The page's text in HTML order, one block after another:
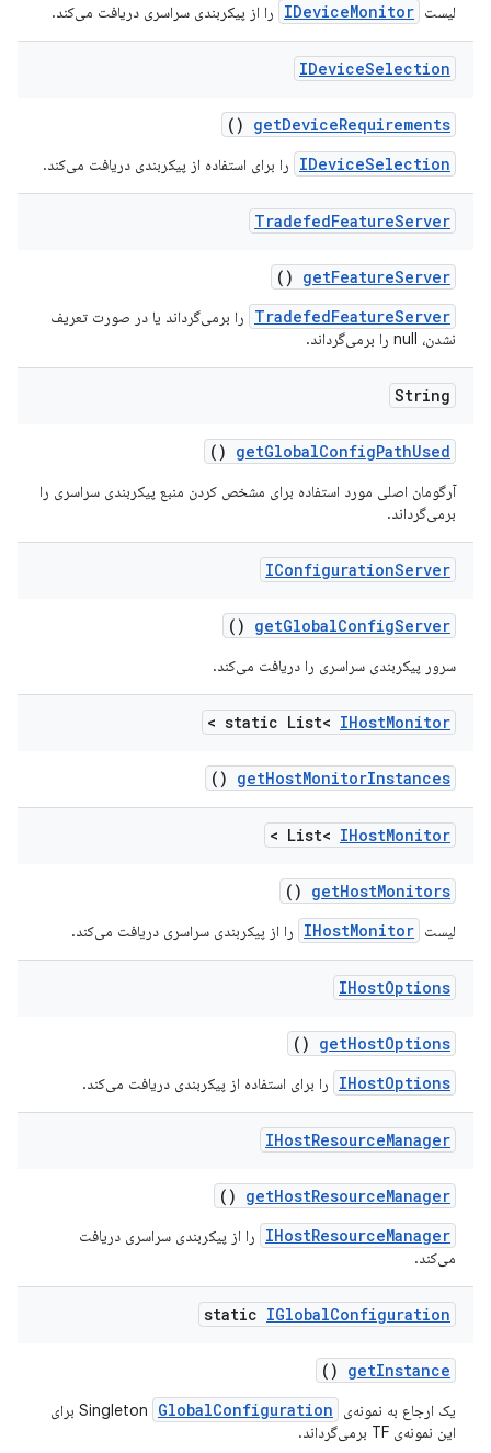
لیست IDeviceMonitor را از پیکربندی سراسری دریافت می‌کند.
IDeviceSelection
getDeviceRequirements
()
IDeviceSelection
را برای استفاده از پیکربندی دریافت می‌کند.
TradefedFeatureServer
getFeatureServer
()
TradefedFeatureServer
را برمی‌گرداند یا در صورت تعریف
نشدن، null را برمی‌گرداند.
String
getGlobalConfigPathUsed
()
آرگومان اصلی مورد استفاده برای مشخص کردن منبع پیکربندی سراسری را
برمی‌گرداند.
IConfigurationServer
getGlobalConfigServer
()
سرور پیکربندی سراسری را دریافت می‌کند.
static List< IHostMonitor
>
getHostMonitorInstances
()
List< IHostMonitor
>
getHostMonitors
()
لیست IHostMonitor را از پیکربندی سراسری دریافت می‌کند.
IHostOptions
getHostOptions
()
IHostOptions
را برای استفاده از پیکربندی دریافت می‌کند.
IHostResourceManager
getHostResourceManager
()
IHostResourceManager
را از پیکربندی سراسری دریافت
می‌کند.
static IGlobalConfiguration
getInstance
()
یک ارجاع به نمونه‌ی Singleton GlobalConfiguration
برای
این نمونه‌ی TF برمی‌گرداند.